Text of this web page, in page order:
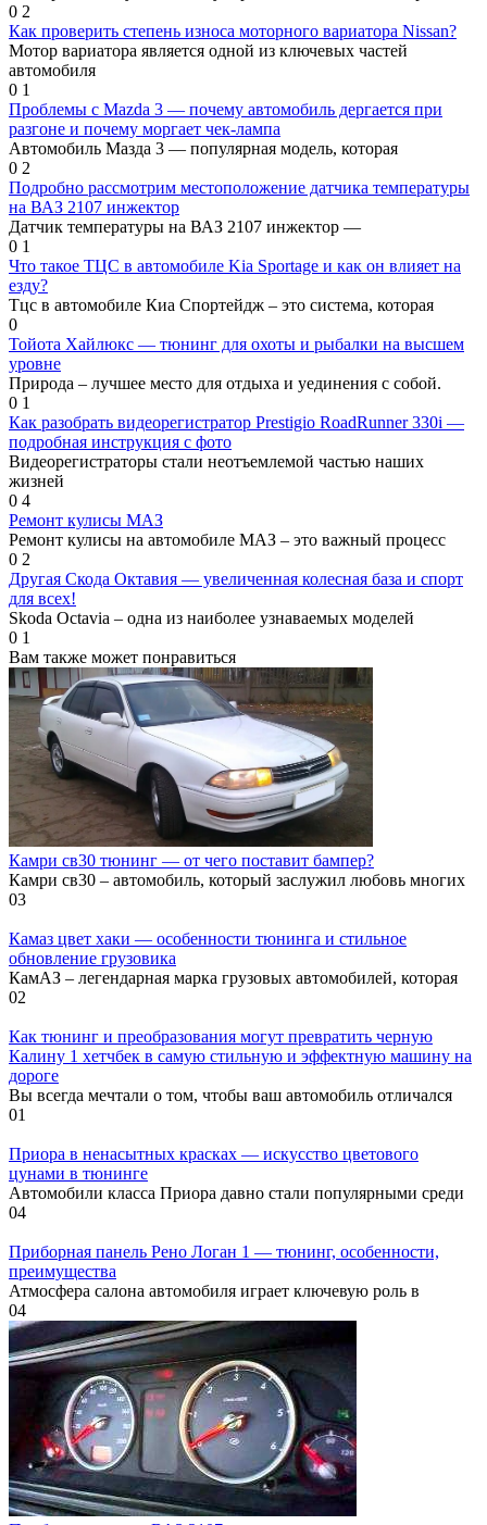
0 2
Как проверить степень износа моторного вариатора Nissan?
Мотор вариатора является одной из ключевых частей
автомобиля
0 1
Проблемы с Mazda 3 — почему автомобиль дергается при
разгоне и почему моргает чек-лампа
Автомобиль Мазда 3 — популярная модель, которая
0 2
Подробно рассмотрим местоположение датчика температуры
на ВАЗ 2107 инжектор
Датчик температуры на ВАЗ 2107 инжектор —
0 1
Что такое ТЦС в автомобиле Kia Sportage и как он влияет на
езду?
Тцс в автомобиле Киа Спортейдж – это система, которая
0
Тойота Хайлюкс — тюнинг для охоты и рыбалки на высшем
уровне
Природа – лучшее место для отдыха и уединения с собой.
0 1
Как разобрать видеорегистратор Prestigio RoadRunner 330i —
подробная инструкция с фото
Видеорегистраторы стали неотъемлемой частью наших
жизней
0 4
Ремонт кулисы МАЗ
Ремонт кулисы на автомобиле МАЗ – это важный процесс
0 2
Другая Скода Октавия — увеличенная колесная база и спорт
для всех!
Skoda Octavia – одна из наиболее узнаваемых моделей
0 1
Вам также может понравиться
Камри св30 тюнинг — от чего поставит бампер?
Камри св30 – автомобиль, который заслужил любовь многих
03
Камаз цвет хаки — особенности тюнинга и стильное
обновление грузовика
КамАЗ – легендарная марка грузовых автомобилей, которая
02
Как тюнинг и преобразования могут превратить черную
Калину 1 хетчбек в самую стильную и эффектную машину на
дороге
Вы всегда мечтали о том, чтобы ваш автомобиль отличался
01
Приора в ненасытных красках — искусство цветового
цунами в тюнинге
Автомобили класса Приора давно стали популярными среди
04
Приборная панель Рено Логан 1 — тюнинг, особенности,
преимущества
Атмосфера салона автомобиля играет ключевую роль в
04